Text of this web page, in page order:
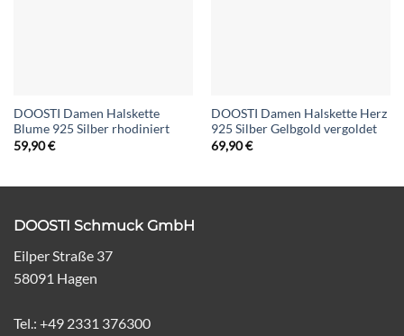
DOOSTI Damen Halskette
Blume 925 Silber rhodiniert
59,90€
DOOSTI Damen Halskette Herz
925 Silber Gelbgold vergoldet
69,90€
DOOSTI Schmuck GmbH
Eilper Straße 37
58091 Hagen
Tel.: +49 2331 376300